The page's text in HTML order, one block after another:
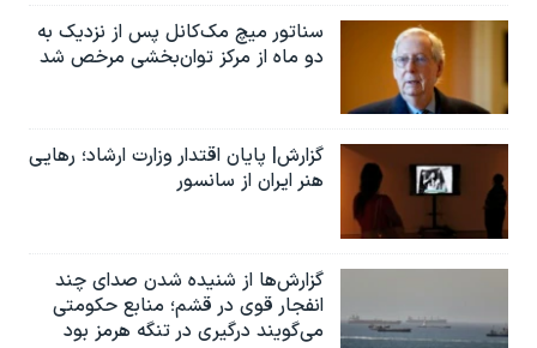
صفحه‌های ویژه
سفر پرزیدنت ترامپ به چین
سناتور میچ مک‌کانل پس از نزدیک به
دو ماه از مرکز توان‌بخشی مرخص شد
گزارش| پایان اقتدار وزارت ارشاد؛ رهایی
هنر ایران از سانسور
گزارش‌ها از شنیده شدن صدای چند
انفجار قوی در قشم؛ منابع حکومتی
می‌گویند درگیری در تنگه هرمز بود